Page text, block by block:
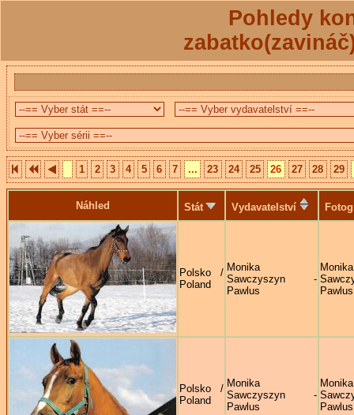
Pohledy
1 2 3 4 5 6 7 ... 23 24 25 26 27 28 29
Náhled Stát Vydavatelství
Polsko /
Poland
Monika
Sawczyszyn -
Pawlus
Monika
Pawlus
Polsko /
Poland
Monika
Sawczyszyn -
Pawlus
Monika
Pawlus